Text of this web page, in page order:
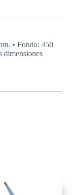
• Fondo: 450
dimensiones